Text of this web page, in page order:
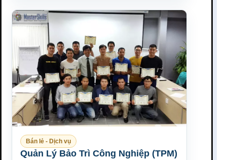
Bán lẻ - Dịch vụ
Quản Lý Bảo Trì Công Nghiệp (TPM)